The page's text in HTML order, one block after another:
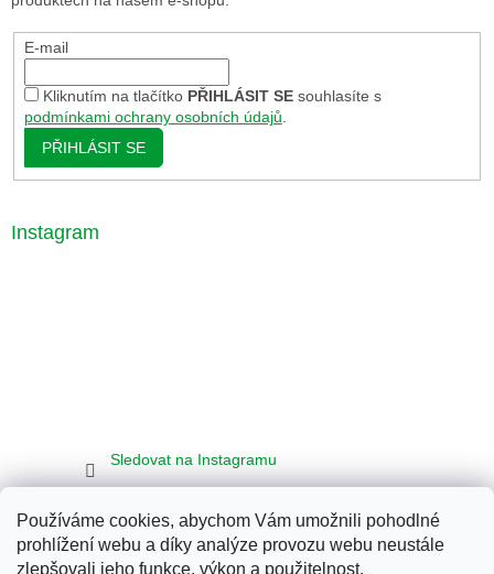
Používáme cookies, abychom Vám umožnili pohodlné
prohlížení webu a díky analýze provozu webu neustále
zlepšovali jeho funkce, výkon a použitelnost.
E-mail
Kliknutím na tlačítko PŘIHLÁSIT SEsouhlasíte s
podmínkami ochrany osobních údajů.
PŘIHLÁSIT SE
Instagram
Sledovat na Instagramu
Seznam Google Bing